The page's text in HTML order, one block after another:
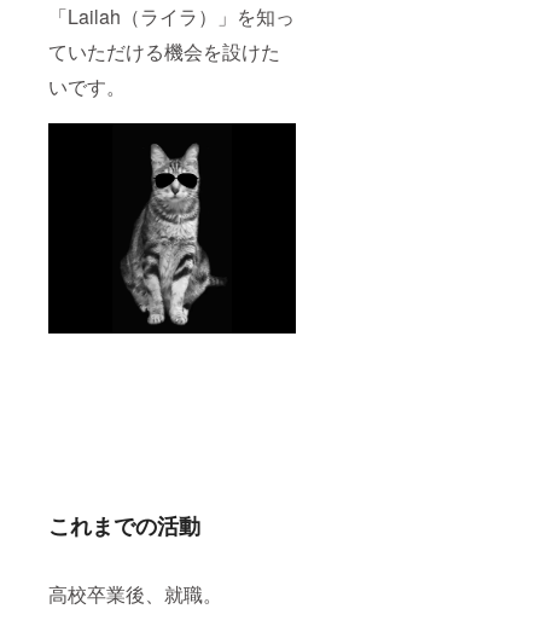
「Lailah（ライラ）」を知っ
ていただける機会を設けた
いです。
これまでの活動
高校卒業後、就職。